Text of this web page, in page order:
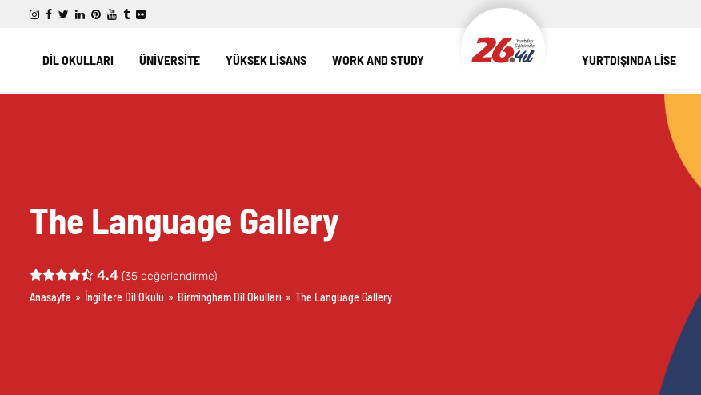
DİL OKULLARI ÜNİVERSİTE YÜKSEK LİSANS WORK AND STUDY YURTDIŞINDA LİSE
The Language Gallery
4.4 (35 değerlendirme)
Anasayfa » İngiltere Dil Okulu » Birmingham Dil Okulları » The Language Gallery